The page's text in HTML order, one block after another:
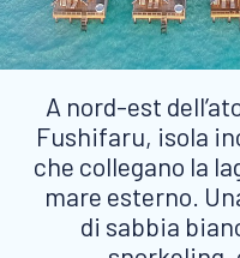
A nord-est
Fushifaru, isola
che collegano la
mare esterno.
di sabbia